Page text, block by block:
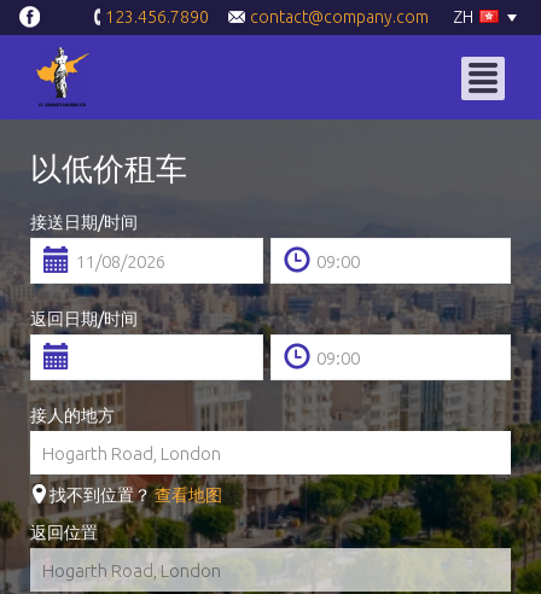
ZH
123.456.7890 contact@company.com
以低价租车
接送日期/时间
返回日期/时间
接人的地方
找不到位置？ 查看地图
返回位置